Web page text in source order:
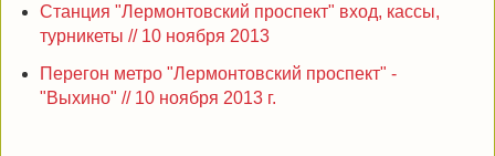
Станция "Лермонтовский проспект" вход, кассы,
турникеты // 10 ноября 2013
Перегон метро "Лермонтовский проспект" -
"Выхино" // 10 ноября 2013 г.